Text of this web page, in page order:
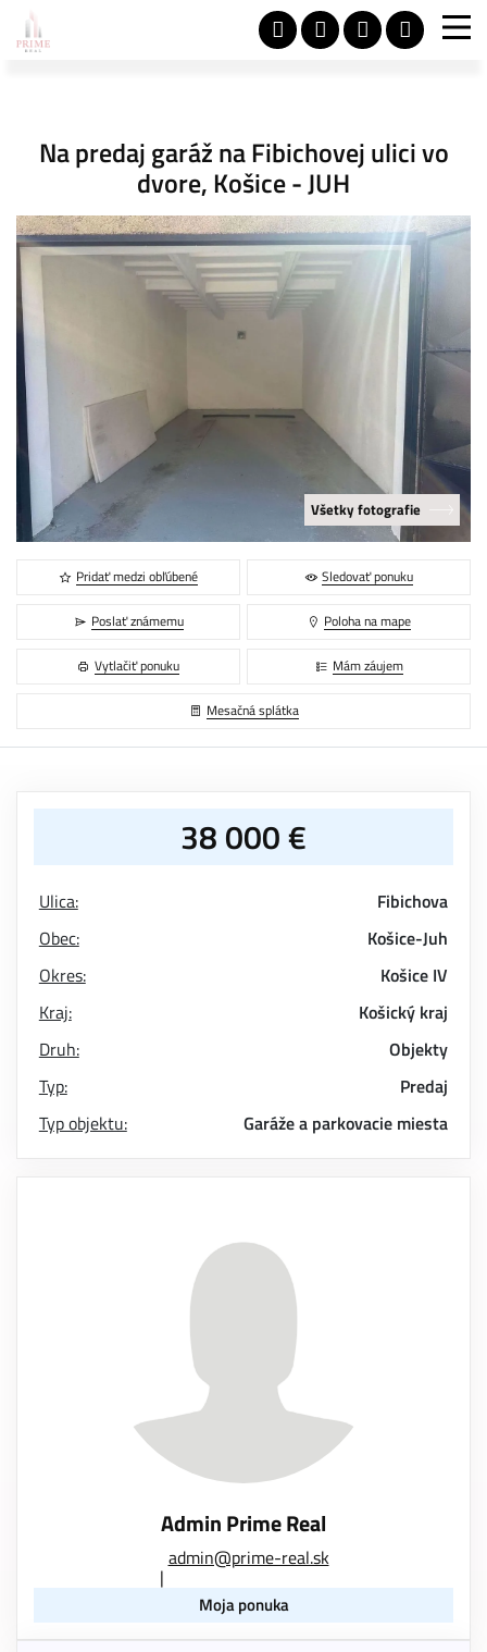
Na predaj garáž na Fibichovej ulici vo
dvore, Košice - JUH
Všetky fotografie
Pridať medzi obľúbené Sledovať ponuku
Poslať známemu Poloha na mape
Vytlačiť ponuku Mám záujem
Mesačná splátka
38 000 €
Ulica:
Fibichova
Obec:
Košice-Juh
Okres:
Košice IV
Kraj:
Košický kraj
Druh:
Objekty
Typ:
Predaj
Typ objektu:
Garáže a parkovacie miesta
Admin Prime Real
admin@prime-real.sk
Moja ponuka